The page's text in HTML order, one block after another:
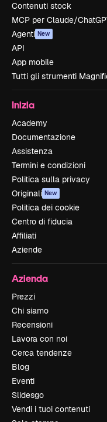
Contenuti stock
MCP per Claude/
Agenti New
API
App mobile
Tutti gli strumenti
Inizia
Academy
Documentazione
Assistenza
Termini e condizioni
Politica sulla privacy
Originali New
Politica dei cookie
Centro di fiducia
Affiliati
Aziende
Azienda
Prezzi
Chi siamo
Recensioni
Lavora con noi
Cerca tendenze
Blog
Eventi
Slidesgo
Vendi i tuoi contenuti